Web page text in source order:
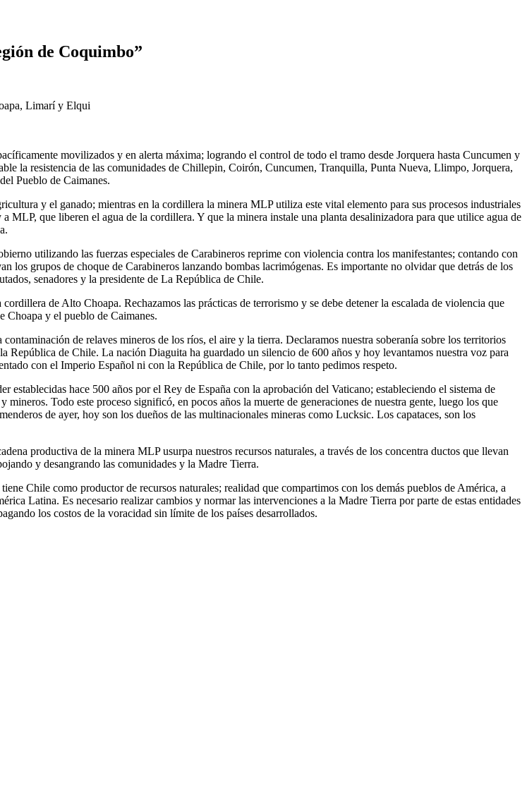
de Coquimbo”
Limarí y Elqui
movilizados y en alerta máxima; logrando el control de todo el tramo desde Jorquera hasta Cuncumen y
la resistencia de las comunidades de Chillepin, Coirón, Cuncumen, Tranquilla, Punta Nueva, Llimpo, Jorquera,
Pueblo de Caimanes.
y el ganado; mientras en la cordillera la minera MLP utiliza este vital elemento para sus procesos industriales
MLP, que liberen el agua de la cordillera. Y que la minera instale una planta desalinizadora para que utilice agua de
utilizando las fuerzas especiales de Carabineros reprime con violencia contra los manifestantes; contando con
los grupos de choque de Carabineros lanzando bombas lacrimógenas. Es importante no olvidar que detrás de los
senadores y la presidente de La República de Chile.
de Alto Choapa. Rechazamos las prácticas de terrorismo y se debe detener la escalada de violencia que
Choapa y el pueblo de Caimanes.
de relaves mineros de los ríos, el aire y la tierra. Declaramos nuestra soberanía sobre los territorios
República de Chile. La nación Diaguita ha guardado un silencio de 600 años y hoy levantamos nuestra voz para
con el Imperio Español ni con la República de Chile, por lo tanto pedimos respeto.
establecidas hace 500 años por el Rey de España con la aprobación del Vaticano; estableciendo el sistema de
Todo este proceso significó, en pocos años la muerte de generaciones de nuestra gente, luego los que
de ayer, hoy son los dueños de las multinacionales mineras como Lucksic. Los capataces, son los
productiva de la minera MLP usurpa nuestros recursos naturales, a través de los concentra ductos que llevan
y desangrando las comunidades y la Madre Tierra.
Chile como productor de recursos naturales; realidad que compartimos con los demás pueblos de América, a
Latina. Es necesario realizar cambios y normar las intervenciones a la Madre Tierra por parte de estas entidades
los costos de la voracidad sin límite de los países desarrollados.